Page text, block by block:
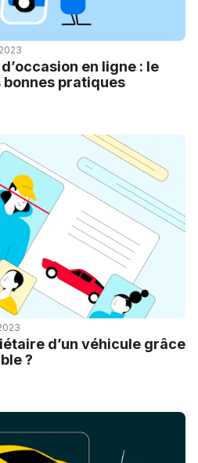
en ligne : le
bonnes pratiques
d’un véhicule grâce
?